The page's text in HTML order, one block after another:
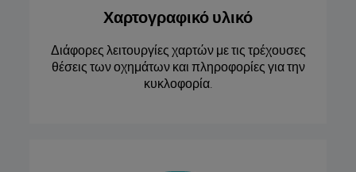
Χαρτογραφικό υλικό
Διάφορες λειτουργίες χαρτών με τις τρέχουσες
θέσεις των οχημάτων και πληροφορίες για την
κυκλοφορία.